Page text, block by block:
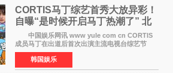
CORTIS马丁综艺首秀大放异彩！
自曝“是时候开启马丁热潮了” 北
美巡演火热进行中
中国娱乐网讯 www yule com cn CORTIS
成员马丁在出道后首次出演主流电视台综艺节
目，展现了多才多艺的魅力。 马丁出演了5日
播出的MBC《Radio Star》Fashion与Passion
之间，I&lsquo;m
韩国娱乐